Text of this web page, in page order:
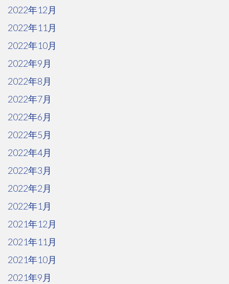
2022年12月
2022年11月
2022年10月
2022年9月
2022年8月
2022年7月
2022年6月
2022年5月
2022年4月
2022年3月
2022年2月
2022年1月
2021年12月
2021年11月
2021年10月
2021年9月